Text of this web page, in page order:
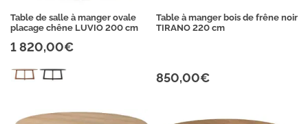
Table de salle à manger ovale
placage chêne LUVIO 200 cm
1 820,00€
Table à manger bois de frêne noir
TIRANO 220 cm
850,00€